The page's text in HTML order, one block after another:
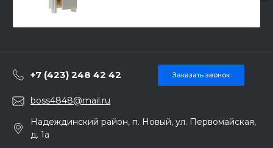
+7 (423) 248 42 42 Заказать звонок
boss4848@mail.ru
Надеждинский район, п. Новый, ул. Первомайская,
д. 1а